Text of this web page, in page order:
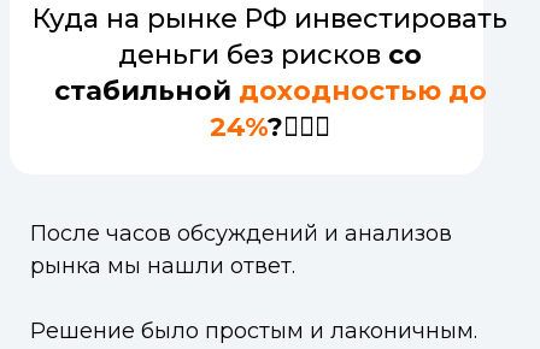
Куда на рынке РФ инвестировать
деньги без рисков со
стабильной доходностью до
24%?🤷🏻‍♂️
После часов обсуждений и анализов
рынка мы нашли ответ.
Решение было простым и лаконичным.